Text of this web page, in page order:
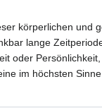
körperlichen und
lange
oder
im höchsten